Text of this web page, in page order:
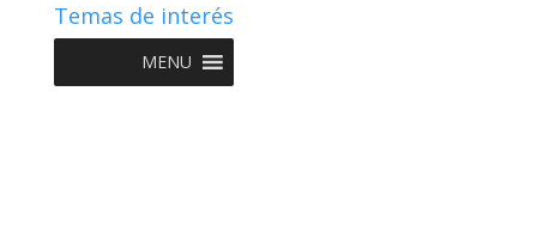
Temas de interés
MENU